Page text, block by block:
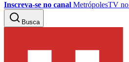
Inscreva-se no canal MetrópolesTV no
Busca